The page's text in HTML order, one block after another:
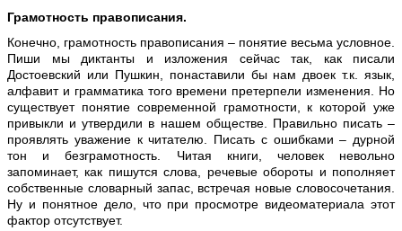
Грамотность правописания.
Конечно, грамотность правописания – понятие весьма условное.
Пиши мы диктанты и изложения сейчас так, как писали
Достоевский или Пушкин, понаставили бы нам двоек т.к. язык,
алфавит и грамматика того времени претерпели изменения. Но
существует понятие современной грамотности, к которой уже
привыкли и утвердили в нашем обществе. Правильно писать –
проявлять уважение к читателю. Писать с ошибками – дурной
тон и безграмотность. Читая книги, человек невольно
запоминает, как пишутся слова, речевые обороты и пополняет
собственные словарный запас, встречая новые словосочетания.
Ну и понятное дело, что при просмотре видеоматериала этот
фактор отсутствует.